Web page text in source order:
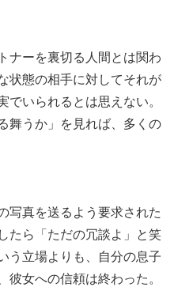
ナーを裏切る人間とは関わ
状態の相手に対してそれが
でいられるとは思えない。
舞うか」を見れば、多くの
写真を送るよう要求された
たら「ただの冗談よ」と笑
う立場よりも、自分の息子
彼女への信頼は終わった。